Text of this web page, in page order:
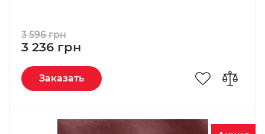
3 236 грн
3 596 грн
Заказать